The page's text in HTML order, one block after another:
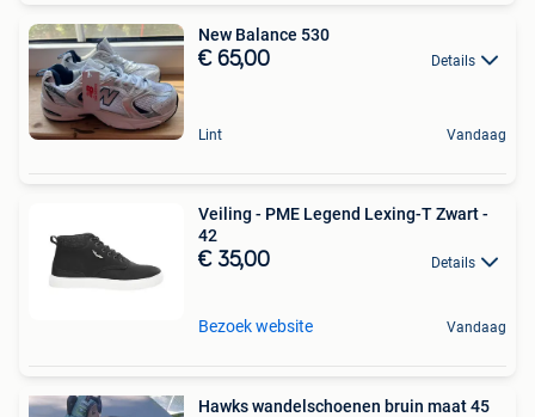
New Balance 530
€ 65,00 Details
Lint Vandaag
Veiling - PME Legend Lexing-T Zwart -
42
€ 35,00 Details
Bezoek website Vandaag
Hawks wandelschoenen bruin maat 45